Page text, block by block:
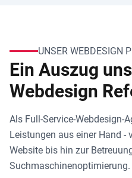
UNSER WEBDESIGN
Ein Auszug
Webdesign
Als Full-Service-Webdesign-
Leistungen aus einer Hand -
Website bis hin zur
Suchmaschinenoptimierung.